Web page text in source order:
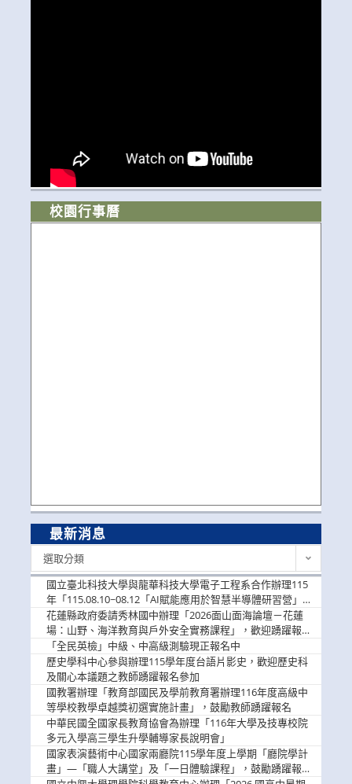
校園行事曆
最新消息
選取分類
國立臺北科技大學與龍華科技大學電子工程系合作辦理115
年「115.08.10~08.12「AI賦能應用於智慧半導體研習營」，
歡迎學生踴躍報名參加
花蓮縣政府委請秀林國中辦理「2026面山面海論壇－花蓮
場：山野、海洋教育與戶外安全實務課程」，歡迎踴躍報名
參加
「全民英檢」中級、中高級測驗現正報名中
歷史學科中心參與辦理115學年度台語片影史，歡迎歷史科
及關心本議題之教師踴躍報名參加
國教署辦理「教育部國民及學前教育署辦理116年度高級中
等學校教學卓越獎初選實施計畫」，鼓勵教師踴躍報名
中華民國全國家長教育協會為辦理「116年大學及技專校院
多元入學高三學生升學輔導家長說明會」
國家表演藝術中心國家兩廳院115學年度上學期「廳院學計
畫」—「職人大講堂」及「一日體驗課程」，鼓勵踴躍報名